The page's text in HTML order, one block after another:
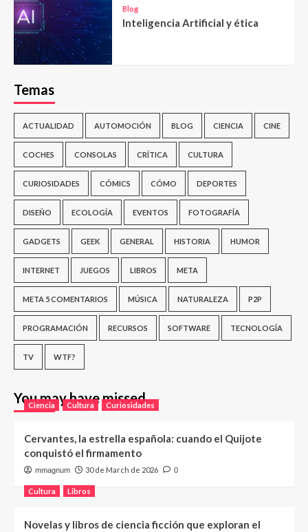
Blog
Inteligencia Artificial y ética
Temas
ACTUALIDAD AUTOMOCIÓN BLOG CIENCIA CINE
COCHES CONSOLAS CRÍTICA CULTURA
CURIOSIDADES CÓMICS CÓMO DEPORTES
DISEÑO ECOLOGÍA EVENTOS FOTOGRAFÍA
GADGETS GEEK GENERAL HISTORIA HUMOR
INTERNET JUEGOS LIBROS META
META 5 COMENTARIOS MÚSICA NATURALEZA P2P
PROGRAMACIÓN RECURSOS SOFTWARE TECNOLOGÍA
TV WTF?
You may have missed
Ciencia Cultura Curiosidades
Cervantes, la estrella española: cuando el Quijote
conquistó el firmamento
mmagnum 30 de March de 2026 0
Cultura Libros
Novelas y libros de ciencia ficción que exploran el